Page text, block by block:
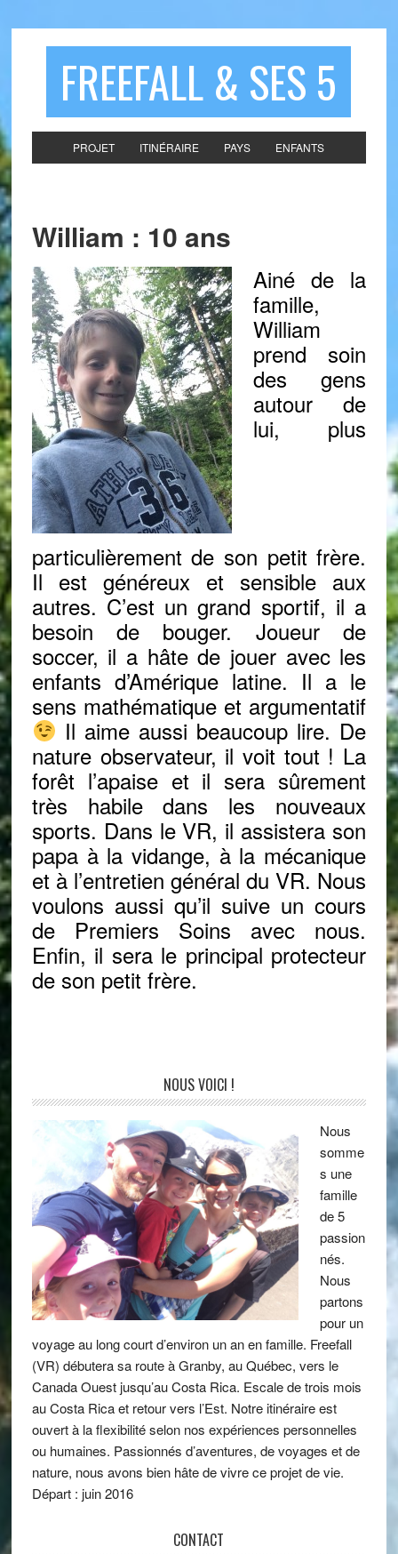
FREEFALL & SES 5
PROJET ITINÉRAIRE PAYS ENFANTS
William : 10 ans
Ainé de la
famille,
William
prend soin
des gens
autour de
lui, plus
particulièrement de son petit frère.
Il est généreux et sensible aux
autres. C’est un grand sportif, il a
besoin de bouger. Joueur de
soccer, il a hâte de jouer avec les
enfants d’Amérique latine. Il a le
sens mathématique et argumentatif
Il aime aussi beaucoup lire. De
nature observateur, il voit tout ! La
forêt l’apaise et il sera sûrement
très habile dans les nouveaux
sports. Dans le VR, il assistera son
papa à la vidange, à la mécanique
et à l’entretien général du VR. Nous
voulons aussi qu’il suive un cours
de Premiers Soins avec nous.
Enfin, il sera le principal protecteur
de son petit frère.
NOUS VOICI !
Nous
somme
s une
famille
de 5
passion
nés.
Nous
partons
pour un
voyage au long court d’environ un an en famille. Freefall
(VR) débutera sa route à Granby, au Québec, vers le
Canada Ouest jusqu’au Costa Rica. Escale de trois mois
au Costa Rica et retour vers l’Est. Notre itinéraire est
ouvert à la flexibilité selon nos expériences personnelles
ou humaines. Passionnés d’aventures, de voyages et de
nature, nous avons bien hâte de vivre ce projet de vie.
Départ : juin 2016
CONTACT